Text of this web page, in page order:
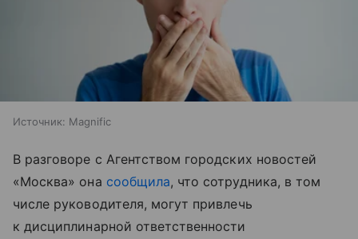
Источник: Magnific
В разговоре с Агентством городских новостей
«Москва» она сообщила, что сотрудника, в том
числе руководителя, могут привлечь
к дисциплинарной ответственности